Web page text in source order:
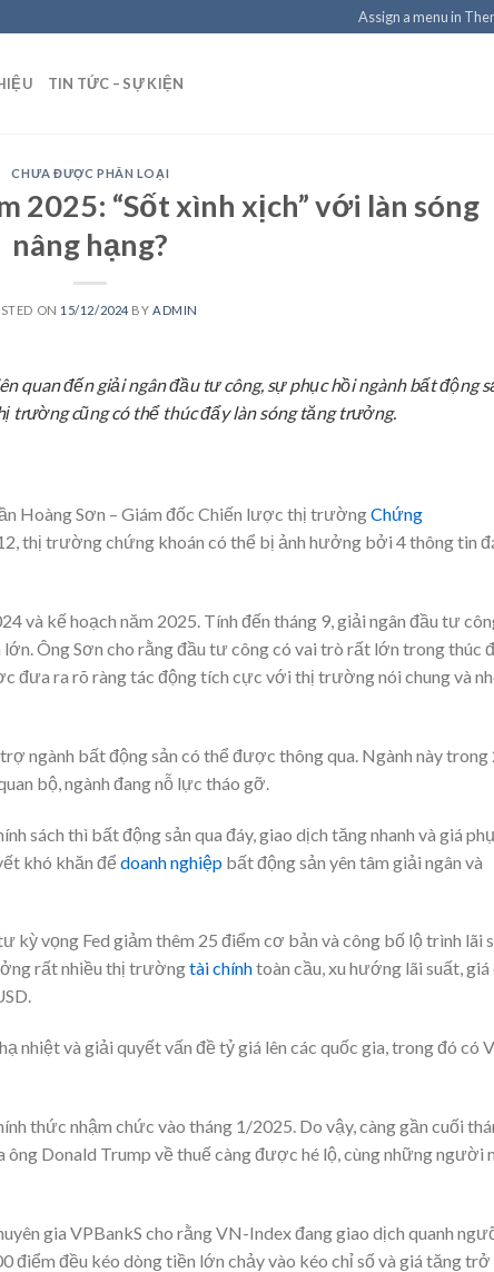
Assign a menu in
TIN TỨC – SỰ KIỆN
CHƯA ĐƯỢC PHÂN LOẠI
2025: “Sốt xình xịch” với làn sóng
nâng hạng?
ON 15/12/2024 BY ADMIN
quan đến giải ngân đầu tư công, sự phục hồi ngành bất động
trường cũng có thể thúc đẩy làn sóng tăng trưởng.
Hoàng Sơn – Giám đốc Chiến lược thị trườngChứng
thị trường chứng khoán có thể bị ảnh hưởng bởi 4 thông tin
và kế hoạch năm 2025. Tính đến tháng 9, giải ngân đầu tư
Ông Sơn cho rằng đầu tư công có vai trò rất lớn trong thúc
đưa ra rõ ràng tác động tích cực với thị trường nói chung và
ngành bất động sản có thể được thông qua. Ngành này trong
bộ, ngành đang nỗ lực tháo gỡ.
sách thì bất động sản qua đáy, giao dịch tăng nhanh và giá
khó khăn để doanh nghiệp bất động sản yên tâm giải ngân và
kỳ vọng Fed giảm thêm 25 điểm cơ bản và công bố lộ trình lãi
rất nhiều thị trườngtài chínhtoàn cầu, xu hướng lãi suất, giá
nhiệt và giải quyết vấn đề tỷ giá lên các quốc gia, trong đó có
thức nhậm chức vào tháng 1/2025. Do vậy, càng gần cuối
ông Donald Trump về thuế càng được hé lộ, cùng những người
gia VPBankS cho rằng VN-Index đang giao dịch quanh
điểm đều kéo dòng tiền lớn chảy vào kéo chỉ số và giá tăng trở